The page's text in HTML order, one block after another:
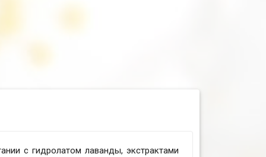
с гидролатом лаванды, экстрактами